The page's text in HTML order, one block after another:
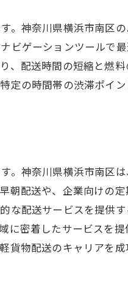
ステップ
。神奈川県横浜市南区
ビゲーションツールで
、配送時間の短縮と燃
定の時間帯の渋滞ポイ
。神奈川県横浜市南区
朝配送や、企業向けの
な配送サービスを提供
に密着したサービスを
物配送のキャリアを成